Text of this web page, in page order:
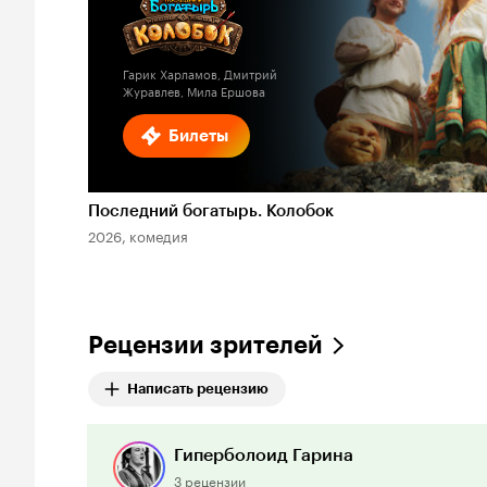
Билеты
Гарик Харламов, Дмитрий
Журавлев, Мила Ершова
Последний богатырь. Колобок
2026, комедия
Рецензии зрителей
Написать рецензию
Гиперболоид Гарина
3 рецензии